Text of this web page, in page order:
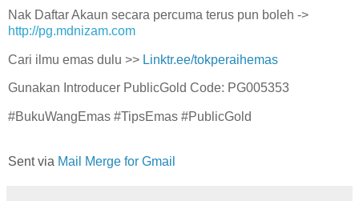
Nak Daftar Akaun secara percuma terus pun boleh ->
http://pg.mdnizam.com
Cari ilmu emas dulu >> Linktr.ee/tokperaihemas
Gunakan Introducer PublicGold Code: PG005353
#BukuWangEmas #TipsEmas #PublicGold
Sent via Mail Merge for Gmail